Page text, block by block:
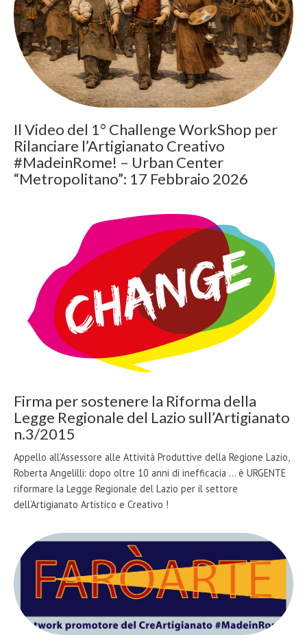
Il Video del 1° Challenge WorkShop per
Rilanciare l’Artigianato Creativo
#MadeinRome! – Urban Center
“Metropolitano”: 17 Febbraio 2026
Firma per sostenere la Riforma della
Legge Regionale del Lazio sull’Artigianato
n.3/2015
Appello all’Assessore alle Attività Produttive della Regione Lazio,
Roberta Angelilli: dopo oltre 10 anni di inefficacia ... è URGENTE
riformare la Legge Regionale del Lazio per il settore
dell’Artigianato Artistico e Creativo !